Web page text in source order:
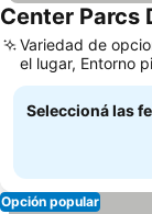
Center Parcs
Variedad de
el lugar, Entorno
y el bosque
Seleccioná las
Opción popular